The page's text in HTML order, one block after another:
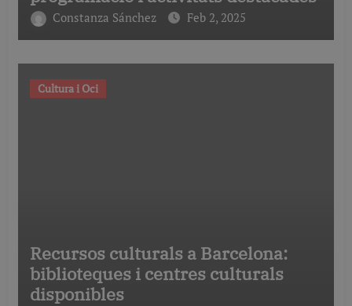
Constanza Sánchez Feb 2, 2025
Cultura i Oci
Recursos culturals a Barcelona:
biblioteques i centres culturals
disponibles